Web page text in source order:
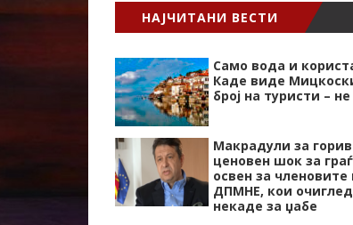
НАЈЧИТАНИ ВЕСТИ
Само вода и
Каде виде
број на туристи –
Макрадули за
ценовен шок за
освен за
ДПМНЕ, кои
некаде за џабе